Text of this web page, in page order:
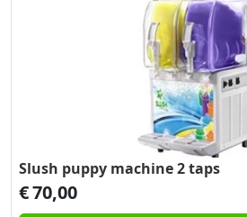
Slush puppy machine 2 taps
€70,00